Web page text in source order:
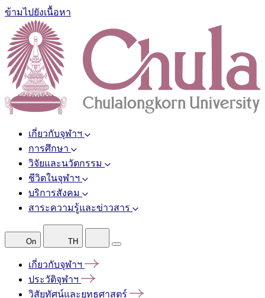
ข้ามไปยังเนื้อหา
เกี่ยวกับจุฬาฯ
การศึกษา
วิจัยและนวัตกรรม
ชีวิตในจุฬาฯ
บริการสังคม
สาระความรู้และข่าวสาร
On TH
เกี่ยวกับจุฬาฯ
ประวัติจุฬาฯ
วิสัยทัศน์และยุทธศาสตร์